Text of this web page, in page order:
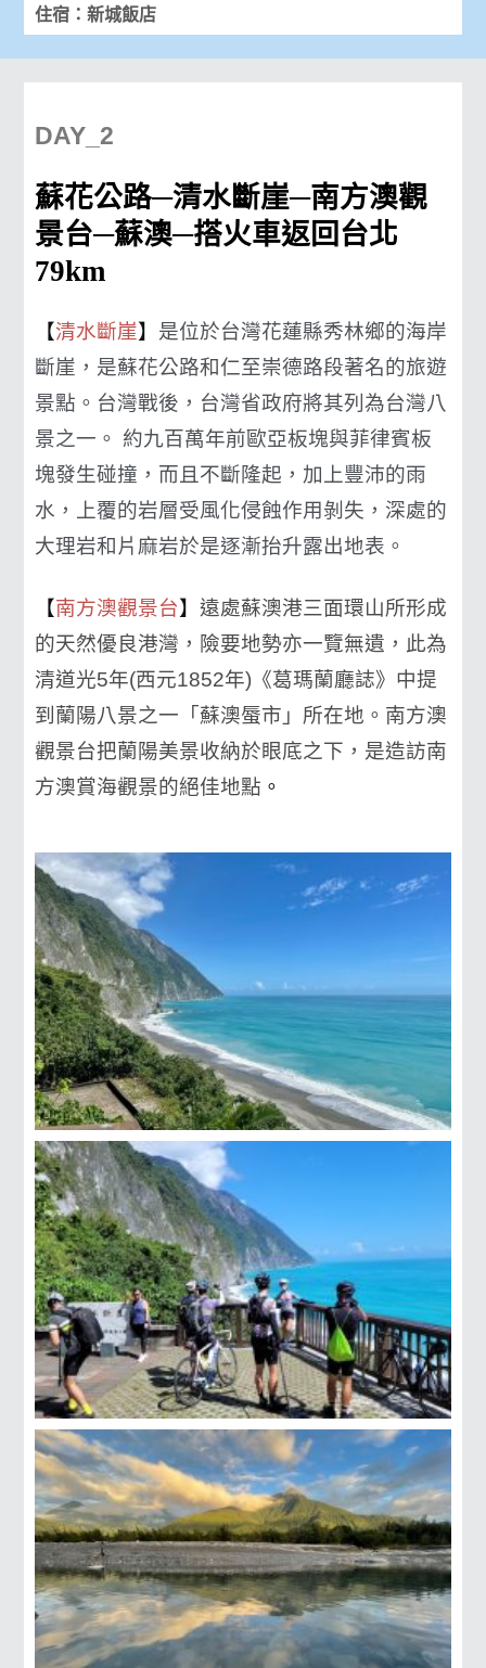
住宿：新城飯店
DAY_2
蘇花公路─清水斷崖─南方澳觀
景台─蘇澳─搭火車返回台北
79km
【清水斷崖】 是位於台灣花蓮縣秀林鄉的海岸
斷崖，是蘇花公路和仁至崇德路段著名的旅遊
景點。台灣戰後，台灣省政府將其列為台灣八
景之一。 約九百萬年前歐亞板塊與菲律賓板
塊發生碰撞，而且不斷隆起，加上豐沛的雨
水，上覆的岩層受風化侵蝕作用剝失，深處的
大理岩和片麻岩於是逐漸抬升露出地表。
【南方澳觀景台】 遠處蘇澳港三面環山所形成
的天然優良港灣，險要地勢亦一覽無遺，此為
清道光5年(西元1852年) 《葛瑪蘭廳誌》中提
到蘭陽八景之一「蘇澳蜃市」所在地。南方澳
觀景台把蘭陽美景收納於眼底之下，是造訪南
方澳賞海觀景的絕佳地點 。